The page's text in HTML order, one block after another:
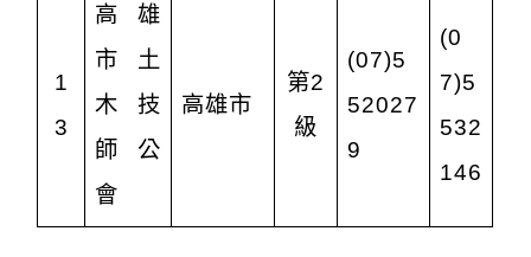
1
3
高雄
市土
木技
師公
會
高雄市
第2
級
(07)5
52027
9
(0
7)5
532
146